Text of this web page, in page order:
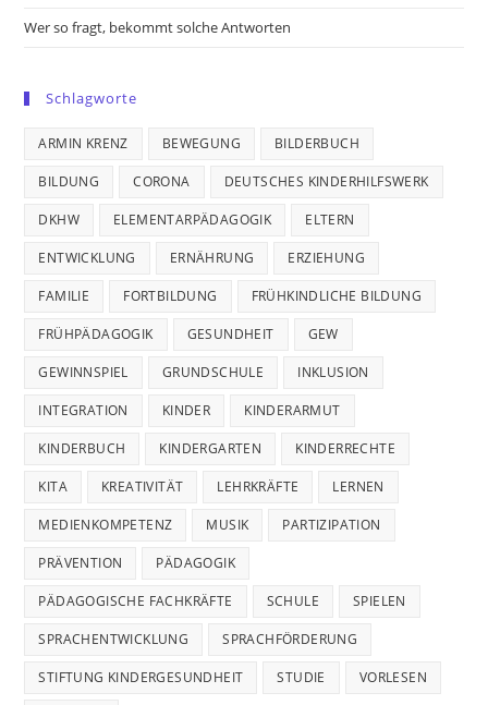
Wer so fragt, bekommt solche Antworten
Schlagworte
ARMIN KRENZ BEWEGUNG BILDERBUCH
BILDUNG CORONA DEUTSCHES KINDERHILFSWERK
DKHW ELEMENTARPÄDAGOGIK ELTERN
ENTWICKLUNG ERNÄHRUNG ERZIEHUNG
FAMILIE FORTBILDUNG FRÜHKINDLICHE BILDUNG
FRÜHPÄDAGOGIK GESUNDHEIT GEW
GEWINNSPIEL GRUNDSCHULE INKLUSION
INTEGRATION KINDER KINDERARMUT
KINDERBUCH KINDERGARTEN KINDERRECHTE
KITA KREATIVITÄT LEHRKRÄFTE LERNEN
MEDIENKOMPETENZ MUSIK PARTIZIPATION
PRÄVENTION PÄDAGOGIK
PÄDAGOGISCHE FACHKRÄFTE SCHULE SPIELEN
SPRACHENTWICKLUNG SPRACHFÖRDERUNG
STIFTUNG KINDERGESUNDHEIT STUDIE VORLESEN